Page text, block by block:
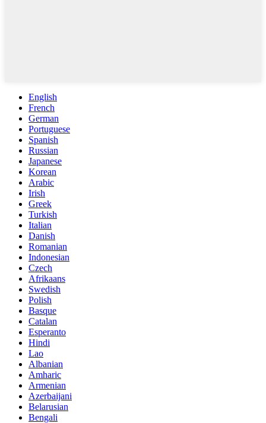
English
French
German
Portuguese
Spanish
Russian
Japanese
Korean
Arabic
Irish
Greek
Turkish
Italian
Danish
Romanian
Indonesian
Czech
Afrikaans
Swedish
Polish
Basque
Catalan
Esperanto
Hindi
Lao
Albanian
Amharic
Armenian
Azerbaijani
Belarusian
Bengali